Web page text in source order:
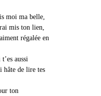
moi ma belle,
mis ton lien,
régalée en
aussi
hâte de lire tes
ton